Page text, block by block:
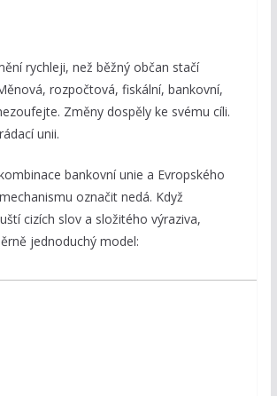
rychleji, než běžný občan stačí
rozpočtová, fiskální, bankovní,
Změny dospěly ke svému cíli.
unii.
bankovní unie a Evropského
označit nedá. Když
cizích slov a složitého výraziva,
jednoduchý model: